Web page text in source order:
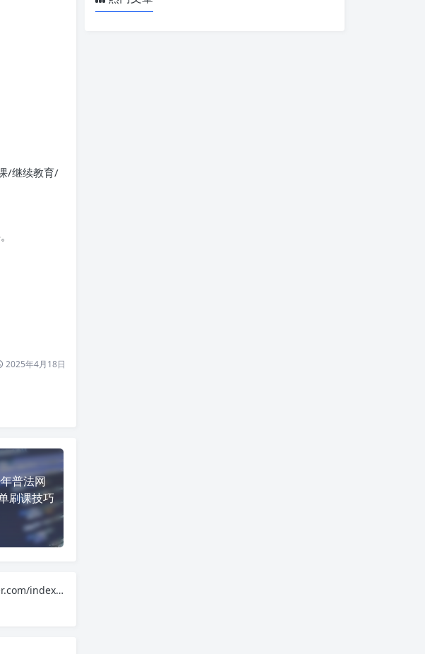
/继续教育/
2025年4月18日
普法网
刷课技巧
云继教-思茅区 https://saas.yunteacher.com/index?orgCode=simaoqu 刷课也能轻松过！简单技巧大公开